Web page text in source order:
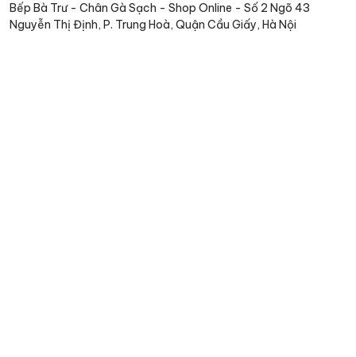
Bếp Bà Trư - Chân Gà Sạch - Shop Online - Số 2 Ngõ 43
Nguyễn Thị Định, P. Trung Hoà, Quận Cầu Giấy, Hà Nội